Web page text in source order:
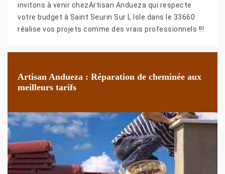
invitons à venir chezArtisan Andueza qui respecte
votre budget à Saint Seurin Sur L Isle dans le 33660
réalise vos projets comme des vrais professionnels !!!
Artisan Andueza : Réparation de cheminée aux
meilleurs tarifs